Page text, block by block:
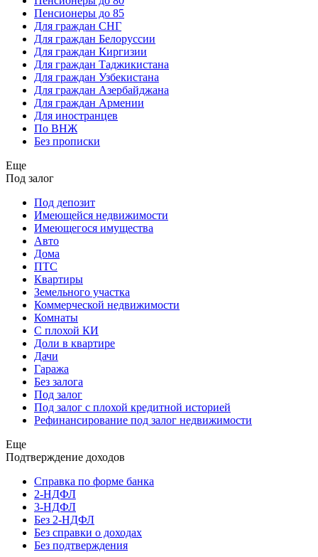
Пенсионеры до 85
Для граждан СНГ
Для граждан Белоруссии
Для граждан Киргизии
Для граждан Таджикистана
Для граждан Узбекистана
Для граждан Азербайджана
Для граждан Армении
Для иностранцев
По ВНЖ
Без прописки
Еще
Под залог
Под депозит
Имеющейся недвижимости
Имеющегося имущества
Авто
Дома
ПТС
Квартиры
Земельного участка
Коммерческой недвижимости
Комнаты
С плохой КИ
Доли в квартире
Дачи
Гаража
Без залога
Под залог
Под залог с плохой кредитной историей
Рефинансирование под залог недвижимости
Еще
Подтверждение доходов
Справка по форме банка
2-НДФЛ
3-НДФЛ
Без 2-НДФЛ
Без справки о доходах
Без подтверждения